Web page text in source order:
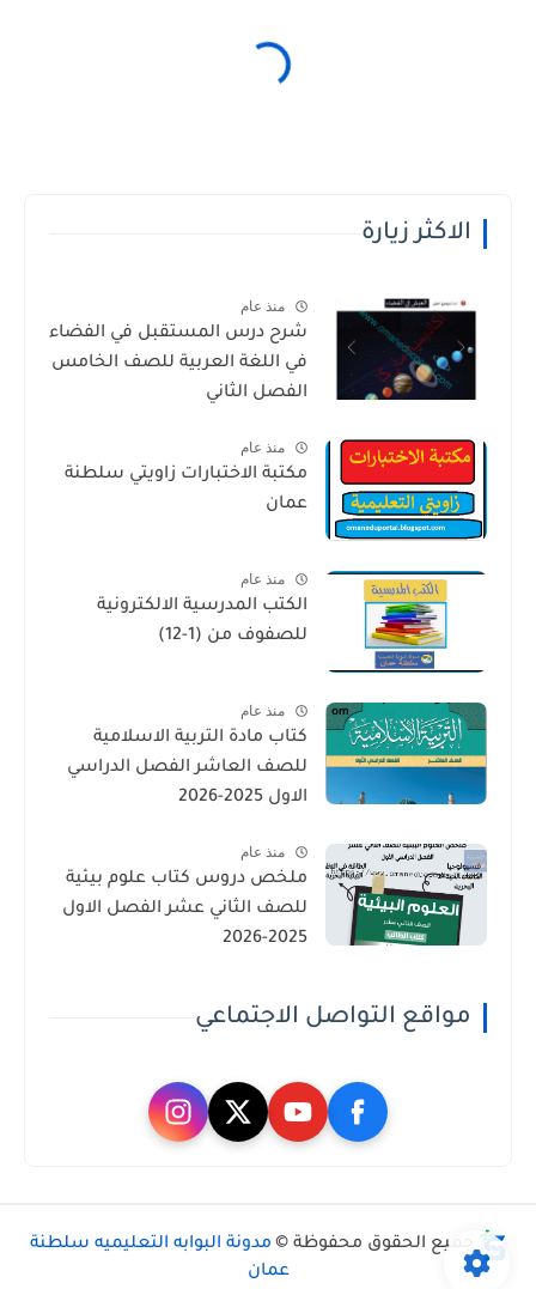
الاكثر زيارة
منذ عام
شرح درس المستقبل في الفضاء
في اللغة العربية للصف الخامس
الفصل الثاني
منذ عام
مكتبة الاختبارات زاويتي سلطنة
عمان
منذ عام
الكتب المدرسية الالكترونية
للصفوف من (1-12)
منذ عام
كتاب مادة التربية الاسلامية
للصف العاشر الفصل الدراسي
الاول 2025-2026
منذ عام
ملخص دروس كتاب علوم بيئية
للصف الثاني عشر الفصل الاول
2025-2026
مواقع التواصل الاجتماعي
جميع الحقوق محفوظة © مدونة البوابه التعليميه سلطنة
عمان